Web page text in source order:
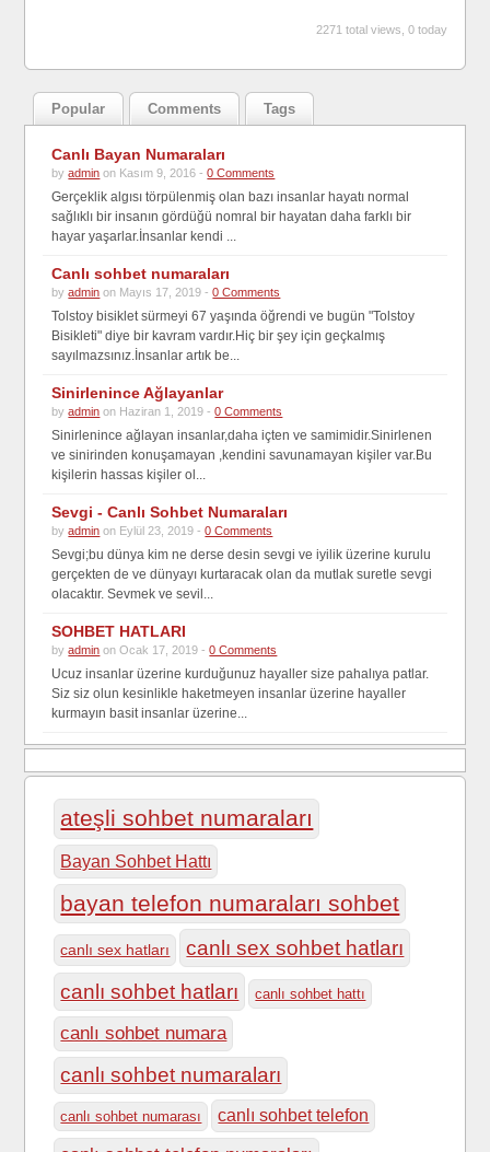
2271 total views, 0 today
Popular Comments Tags
Canlı Bayan Numaraları
byadmin on Kasım 9, 2016 -0 Comments
Gerçeklik algısı törpülenmiş olan bazı insanlar hayatı normal
sağlıklı bir insanın gördüğü nomral bir hayatan daha farklı bir
hayar yaşarlar.İnsanlar kendi ...
Canlı sohbet numaraları
byadmin on Mayıs 17, 2019 -0 Comments
Tolstoy bisiklet sürmeyi 67 yaşında öğrendi ve bugün "Tolstoy
Bisikleti" diye bir kavram vardır.Hiç bir şey için geçkalmış
sayılmazsınız.İnsanlar artık be...
Sinirlenince Ağlayanlar
byadmin on Haziran 1, 2019 -0 Comments
Sinirlenince ağlayan insanlar,daha içten ve samimidir.Sinirlenen
ve sinirinden konuşamayan ,kendini savunamayan kişiler var.Bu
kişilerin hassas kişiler ol...
Sevgi - Canlı Sohbet Numaraları
byadmin on Eylül 23, 2019 -0 Comments
Sevgi;bu dünya kim ne derse desin sevgi ve iyilik üzerine kurulu
gerçekten de ve dünyayı kurtaracak olan da mutlak suretle sevgi
olacaktır. Sevmek ve sevil...
SOHBET HATLARI
byadmin on Ocak 17, 2019 -0 Comments
Ucuz insanlar üzerine kurduğunuz hayaller size pahalıya patlar.
Siz siz olun kesinlikle haketmeyen insanlar üzerine hayaller
kurmayın basit insanlar üzerine...
ateşli sohbet numaraları
Bayan Sohbet Hattı
bayan telefon numaraları sohbet
canlı sex hatları
canlı sex sohbet hatları
canlı sohbet hatları
canlı sohbet hattı
canlı sohbet numara
canlı sohbet numaraları
canlı sohbet numarası canlı sohbet telefon